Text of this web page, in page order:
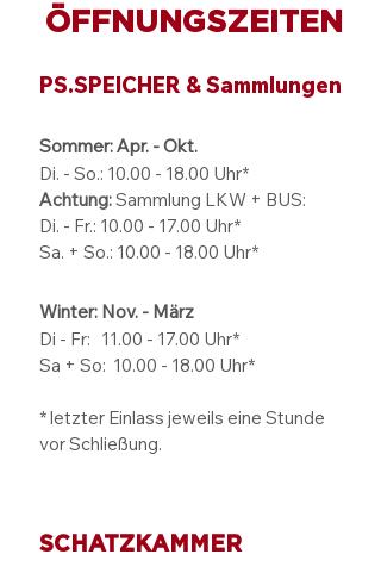
ÖFFNUNGSZEITEN
PS.SPEICHER & Sammlungen
Sommer: Apr. - Okt.
Di. - So.: 10.00 - 18.00 Uhr*
Achtung:Sammlung LKW + BUS:
Di. - Fr.: 10.00 - 17.00 Uhr*
Sa. + So.: 10.00 - 18.00 Uhr*
Winter: Nov. - März
Di - Fr: 11.00 - 17.00 Uhr*
Sa + So: 10.00 - 18.00 Uhr*
* letzter Einlass jeweils eine Stunde
vor Schließung.
SCHATZKAMMER